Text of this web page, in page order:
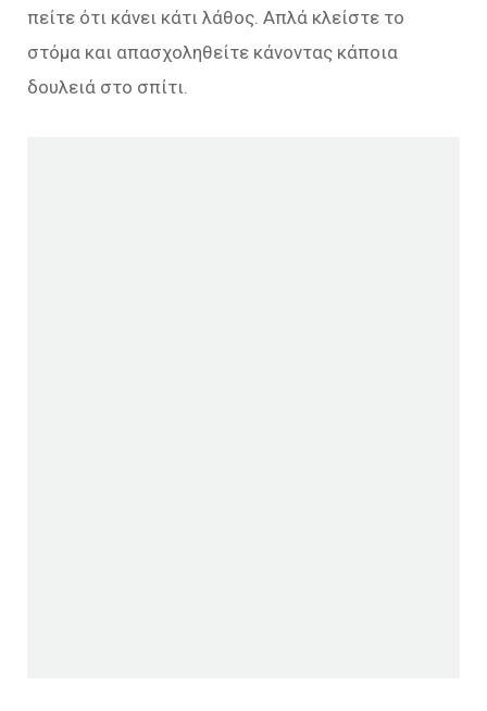
πείτε ότι κάνει κάτι λάθος. Απλά κλείστε το
στόμα και απασχοληθείτε κάνοντας κάποια
δουλειά στο σπίτι.